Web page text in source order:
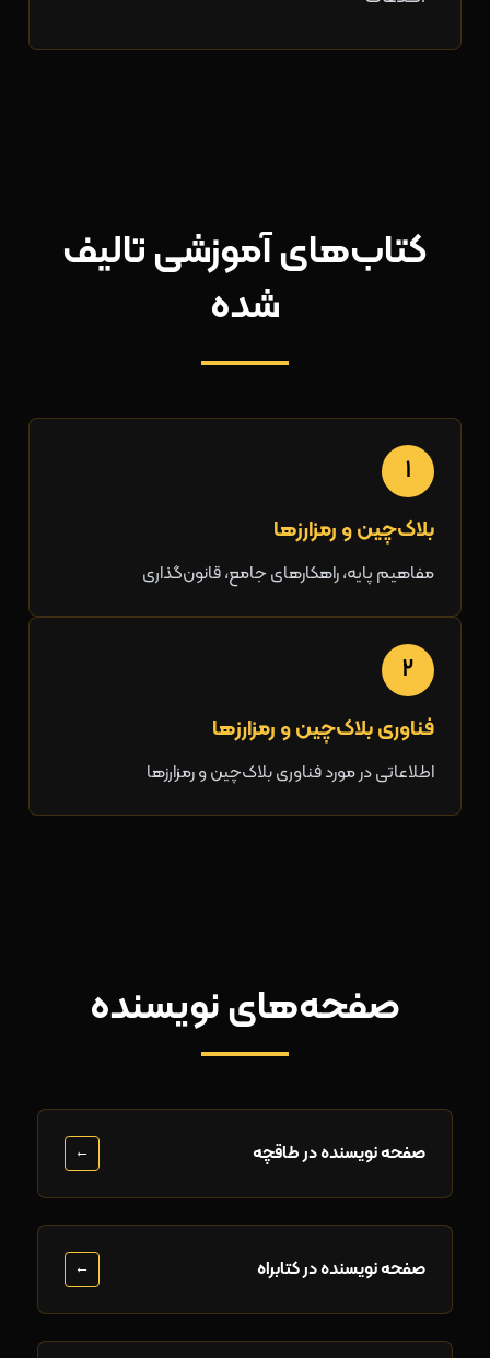
کتاب‌های آموزشی تالیف
شده
1
بلاک‌چین و رمزارزها
مفاهیم پایه، راهکارهای جامع، قانون‌گذاری
2
فناوری بلاک‌چین و رمزارزها
اطلاعاتی در مورد فناوری بلاک‌چین و رمزارزها
صفحه‌های نویسنده
صفحه نویسنده در طاقچه ←
صفحه نویسنده در کتابراه ←